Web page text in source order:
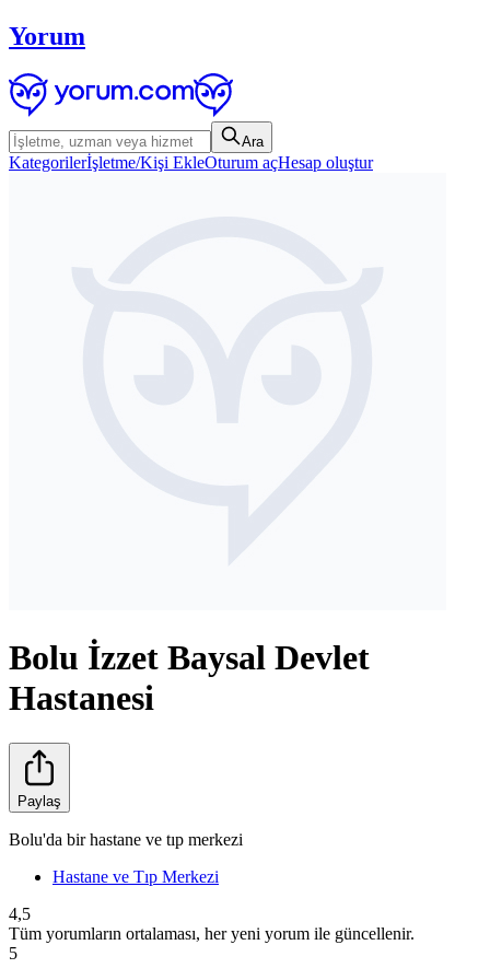
Yorum
Ara
Kategorilerİşletme/Kişi EkleOturum açHesap oluştur
Bolu İzzet Baysal Devlet
Hastanesi
Paylaş
Bolu'da bir hastane ve tıp merkezi
Hastane ve Tıp Merkezi
4,5
Tüm yorumların ortalaması, her yeni yorum ile güncellenir.
5